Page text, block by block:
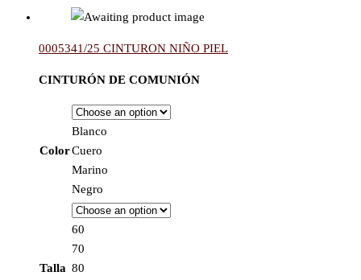
0005341/25 CINTURON NIÑO PIEL
CINTURÓN DE COMUNIÓN
Color
Blanco
Cuero
Marino
Negro
Talla
60
70
80